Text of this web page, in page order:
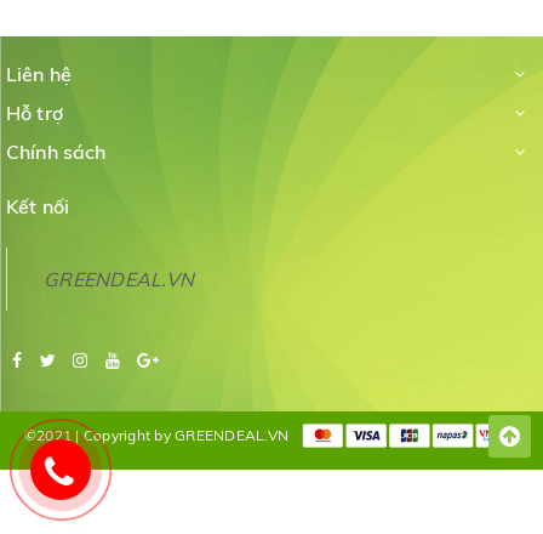
Liên hệ
Hỗ trợ
Chính sách
Kết nối
GREENDEAL.VN
©2021 | Copyright by GREENDEAL.VN